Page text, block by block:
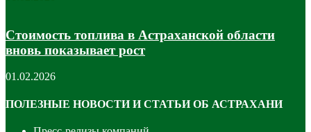
Стоимость топлива в Астраханской области
вновь показывает рост
01.02.2026
ПОЛЕЗНЫЕ НОВОСТИ И СТАТЬИ ОБ АСТРАХАНИ